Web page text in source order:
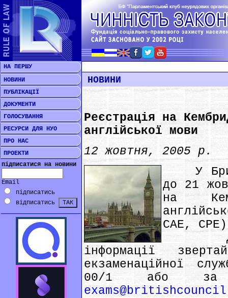
НА ПЕРШУ
НОВИНИ
ПУБЛІКАЦІЇ
ДОКУМЕНТИ
ГОЛОСУВАННЯ
РЕСУРСИ ДЛЯ НУО
ПРО НАС
ПРОЕКТИ
підписатися на новини
Email
підписатись
відписатись
НОВИНИ
Рeєстрація на
англійської мови
12 жовтня, 2005 р.
У
до 21
на
CAE,
Для
інформації
екзаменаційної
00/1 або за